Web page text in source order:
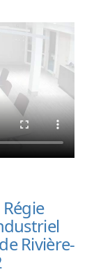
Rivière-